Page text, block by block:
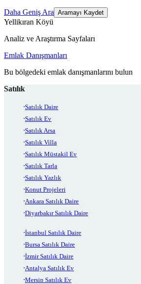
Daha Geniş Ara Aramayı Kaydet
Yellikıran Köyü
Analiz ve Araştırma Sayfaları
Emlak Danışmanları
Bu bölgedeki emlak danışmanlarını bulun
Satılık
Satılık Daire
Satılık Ev
Satılık Arsa
Satılık Villa
Satılık Müstakil Ev
Satılık Tarla
Satılık Yazlık
Konut Projeleri
Ankara Satılık Daire
Diyarbakır Satılık Daire
İstanbul Satılık Daire
Bursa Satılık Daire
İzmir Satılık Daire
Antalya Satılık Ev
Mersin Satılık Ev